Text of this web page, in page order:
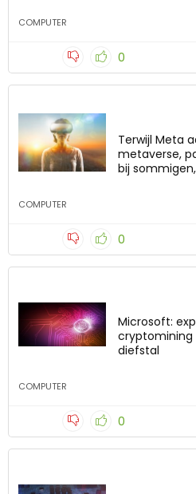
COMPUTER
0
Terwijl Meta
metaverse,
bij
COMPUTER
0
Microsoft:
diefstal
COMPUTER
0